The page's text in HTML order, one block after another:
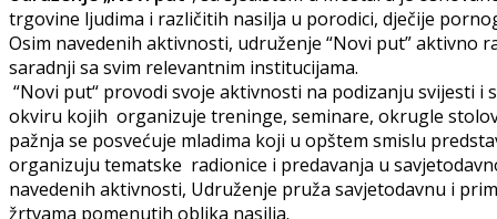
trgovine ljudima i različitih nasilja u porodici, dječije
Osim navedenih aktivnosti, udruženje “Novi put”
saradnji sa svim relevantnim institucijama.
“Novi put“ provodi svoje aktivnosti na podizanju svijesti
okviru kojih organizuje treninge, seminare, okrugle
pažnja se posvećuje mladima koji u opštem smislu
organizuju tematske radionice i predavanja u
navedenih aktivnosti, Udruženje pruža savjetodavnu i
žrtvama pomenutih oblika nasilja.